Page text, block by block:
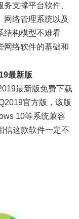
支撑平台软件、
网络管理系统以及
结构模型不难看
网络软件的基础和
最新版
最新版免费下载
官方版，该版
10等系统兼容
信这款软件一定不